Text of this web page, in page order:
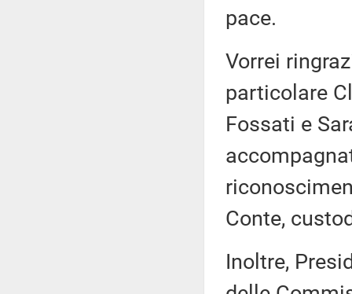
pace.
Vorrei
particolare
Fossati e
Conte,
Inoltre,